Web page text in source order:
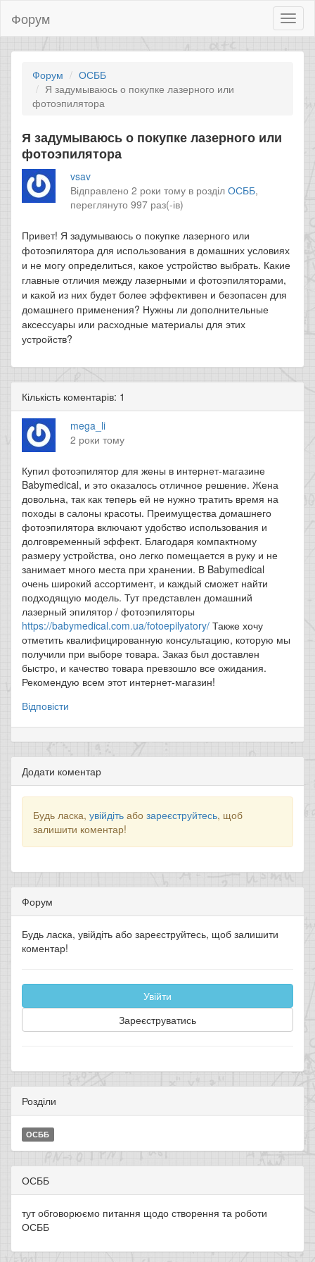
Форум
Форум
ОСББ
Я задумываюсь о покупке лазерного или
фотоэпилятора
Я задумываюсь о покупке лазерного или
фотоэпилятора
vsav
Відправлено 2 роки тому в розділОСББ,
переглянуто 997 раз(-ів)
Привет! Я задумываюсь о покупке лазерного или
фотоэпилятора для использования в домашних условиях
и не могу определиться, какое устройство выбрать. Какие
главные отличия между лазерными и фотоэпиляторами,
и какой из них будет более эффективен и безопасен для
домашнего применения? Нужны ли дополнительные
аксессуары или расходные материалы для этих
устройств?
Кількість коментарів: 1
mega_li
2 роки тому
Купил фотоэпилятор для жены в интернет-магазине
Babymedical, и это оказалось отличное решение. Жена
довольна, так как теперь ей не нужно тратить время на
походы в салоны красоты. Преимущества домашнего
фотоэпилятора включают удобство использования и
долговременный эффект. Благодаря компактному
размеру устройства, оно легко помещается в руку и не
занимает много места при хранении. В Babymedical
очень широкий ассортимент, и каждый сможет найти
подходящую модель. Тут представлен домашний
лазерный эпилятор / фотоэпиляторы
https://babymedical.com.ua/fotoepilyatory/ Также хочу
отметить квалифицированную консультацию, которую мы
получили при выборе товара. Заказ был доставлен
быстро, и качество товара превзошло все ожидания.
Рекомендую всем этот интернет-магазин!
Відповісти
Додати коментар
Будь ласка, увійдіть або зареєструйтесь, щоб
залишити коментар!
Форум
Будь ласка, увійдіть або зареєструйтесь, щоб залишити
коментар!
Увійти
Зареєструватись
Розділи
ОСББ
ОСББ
тут обговорюємо питання щодо створення та роботи
ОСББ